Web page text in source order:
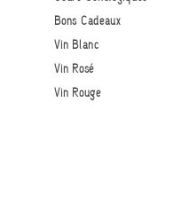
Bons Cadeaux
Vin Blanc
Vin Rosé
Vin Rouge